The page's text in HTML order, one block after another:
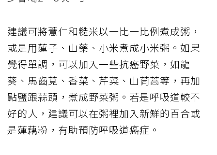
建議可將薏仁和糙米以一比一比例煮成粥，
或是用蓮子、山藥、小米煮成小米粥。如果
覺得單調，可以加入一些抗癌野菜，如龍
葵、馬齒莧、香菜、芹菜、山茼蒿等，再加
點鹽跟蒜頭，煮成野菜粥。若是呼吸道較不
好的人，建議可以在粥裡加入新鮮的百合或
是蓮藕粉，有助預防呼吸道癌症。